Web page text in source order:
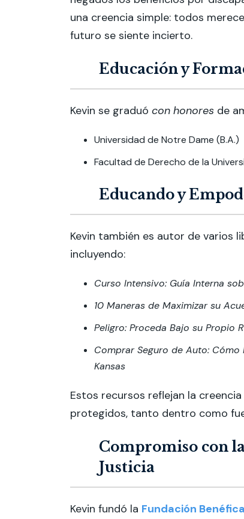
una creencia simple: todos
futuro se siente incierto.
Educación y
Kevin se graduó con honores de
Universidad de Notre Dame (B.A.)
Facultad de Derecho de la
Educando y
Kevin también es autor de varios
incluyendo:
Curso Intensivo: Guía Interna
10 Maneras de Maximizar su
Peligro: Proceda Bajo su Propio
Comprar Seguro de Auto:
Kansas
Estos recursos reflejan la
protegidos, tanto dentro como
Compromiso con
Justicia
Kevin fundó la Fundación